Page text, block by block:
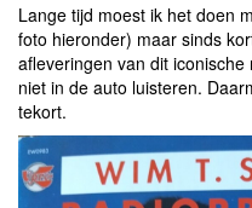
Lange tijd moest ik het doen
foto hieronder) maar sinds
afleveringen van dit
niet in de auto luisteren.
tekort.